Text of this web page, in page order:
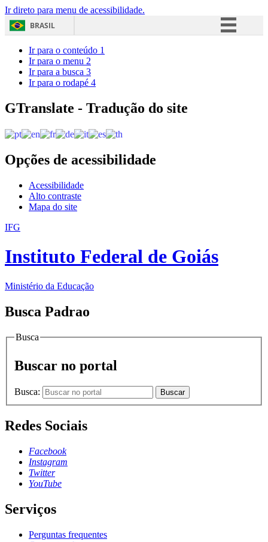
Ir direto para menu de acessibilidade.
BRASIL
Acesso à informação
Ir para o conteúdo 1
Ir para o menu 2
Ir para a busca 3
Ir para o rodapé 4
GTranslate - Tradução do site
Opções de acessibilidade
Acessibilidade
Alto contraste
Mapa do site
IFG
Instituto Federal de Goiás
Ministério da Educação
Busca Padrao
Busca
Buscar no portal
Busca: Buscar
Redes Sociais
Facebook
Instagram
Twitter
YouTube
Serviços
Perguntas frequentes